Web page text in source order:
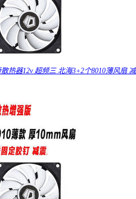
热器12v 超频三 北海3+2个8010薄风扇 减